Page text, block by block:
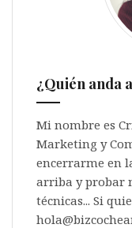
¿Quién anda
Mi nombre es
Marketing y
encerrarme en
arriba y probar
técnicas... Si